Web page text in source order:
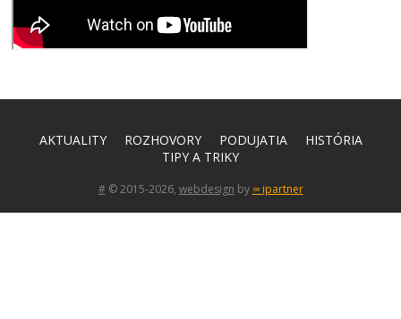
AKTUALITY ROZHOVORY PODUJATIA
HISTÓRIA
TIPY A TRIKY
#© 2015-2026, webdesign by ∞ ipartner